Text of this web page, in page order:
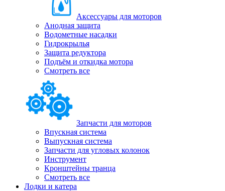
Аксессуары для моторов
Анодная защита
Водометные насадки
Гидрокрылья
Защита редуктора
Подъём и откидка мотора
Смотреть все
Запчасти для моторов
Впускная система
Выпускная система
Запчасти для угловых колонок
Инструмент
Кронштейны транца
Смотреть все
Лодки и катера